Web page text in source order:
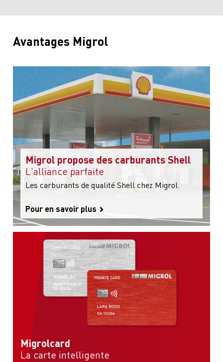
Avantages Migrol
Migrol propose des carburants Shell
L'alliance parfaite
Les carburants de qualité Shell chez Migrol.
Pour en savoir plus
Migrolcard
La carte intelligente